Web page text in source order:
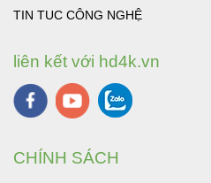
TIN TUC CÔNG NGHỆ
liên kết với hd4k.vn
CHÍNH SÁCH